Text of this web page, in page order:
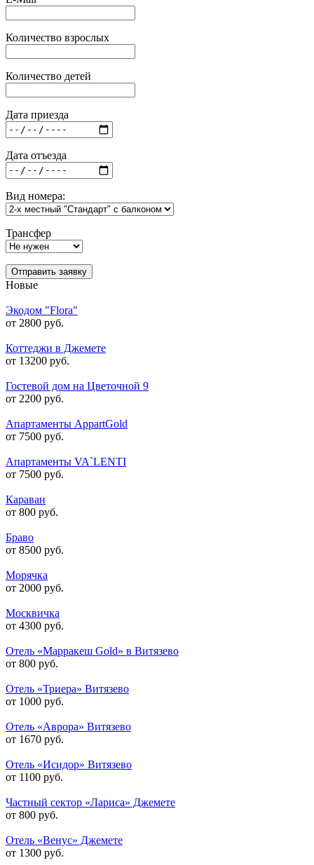
Количество взрослых
Количество детей
Дата приезда
Дата отъезда
Вид номера:
Трансфер
Отправить заявку
Новые
Экодом "Flora"
от 2800 руб.
Коттеджи в Джемете
от 13200 руб.
Гостевой дом на Цветочной 9
от 2200 руб.
Апартаменты AppartGold
от 7500 руб.
Апартаменты VA`LENTI
от 7500 руб.
Караван
от 800 руб.
Браво
от 8500 руб.
Морячка
от 2000 руб.
Москвичка
от 4300 руб.
Отель «Марракеш Gold» в Витязево
от 800 руб.
Отель «Триера» Витязево
от 1000 руб.
Отель «Аврора» Витязево
от 1670 руб.
Отель «Исидор» Витязево
от 1100 руб.
Частный сектор «Лариса» Джемете
от 800 руб.
Отель «Венус» Джемете
от 1300 руб.